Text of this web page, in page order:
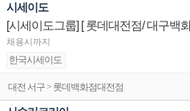
시세이도
채용시까지
한국시세이도
대전 서구 > 롯데백화점대전점